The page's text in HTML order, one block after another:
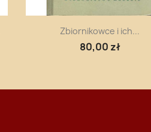
Szybki podgląd
Zbiornikowce i ich...
80,00 zł